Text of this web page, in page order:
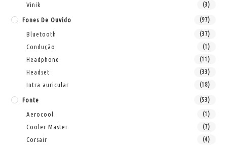
Vinik (3)
Fones De Ouvido (97)
Bluetooth (37)
Condução (1)
Headphone (11)
Headset (33)
Intra auricular (18)
Fonte (53)
Aerocool (1)
Cooler Master (7)
Corsair (4)